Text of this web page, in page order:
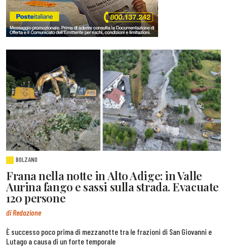
BOLZANO
Frana nella notte in Alto Adige: in Valle
Aurina fango e sassi sulla strada. Evacuate
120 persone
di Redazione
È successo poco prima di mezzanotte tra le frazioni di San Giovanni e
Lutago a causa di un forte temporale